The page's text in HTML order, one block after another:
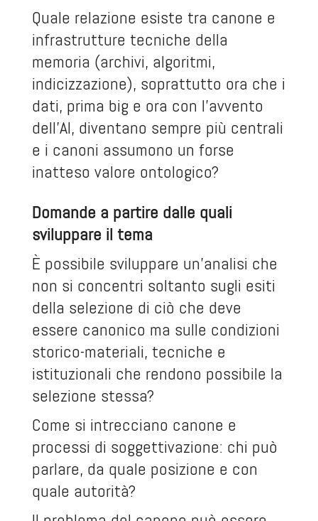
Quale relazione esiste tra canone e
infrastrutture tecniche della
memoria (archivi, algoritmi,
indicizzazione), soprattutto ora che i
dati, prima big e ora con l’avvento
dell’AI, diventano sempre più centrali
e i canoni assumono un forse
inatteso valore ontologico?
Domande a partire dalle quali
sviluppare il tema
È possibile sviluppare un’analisi che
non si concentri soltanto sugli esiti
della selezione di ciò che deve
essere canonico ma sulle condizioni
storico-materiali, tecniche e
istituzionali che rendono possibile la
selezione stessa?
Come si intrecciano canone e
processi di soggettivazione: chi può
parlare, da quale posizione e con
quale autorità?